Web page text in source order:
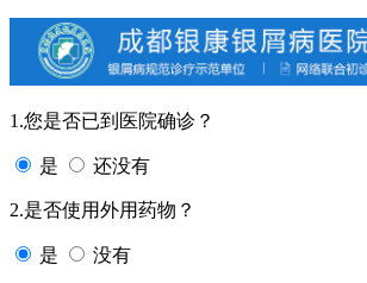
1.您是否已到医院确诊？
是 还没有
2.是否使用外用药物？
是 没有